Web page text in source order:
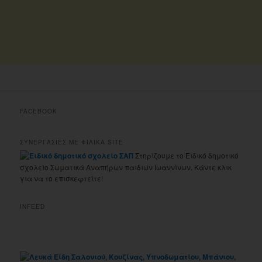
FACEBOOK
ΣΥΝΕΡΓΑΣΙΕΣ ΜΕ ΦΙΛΙΚΑ SITE
Στηρίζουμε το Ειδικό δημοτικό
σχολείο Σωματικά Αναπήρων παιδιών Ιωαννίνων. Κάντε κλικ
για να το επισκεφτείτε!
INFEED